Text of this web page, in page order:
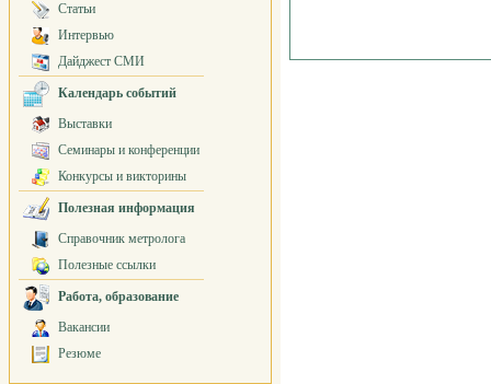
Статьи
Интервью
Дайджест СМИ
Календарь событий
Выставки
Семинары и конференции
Конкурсы и викторины
Полезная информация
Справочник метролога
Полезные ссылки
Работа, образование
Вакансии
Резюме